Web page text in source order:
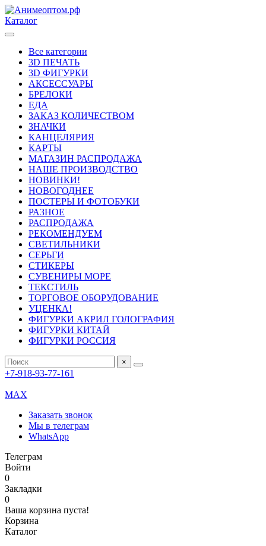
Каталог
Все категории
3D ПЕЧАТЬ
3D ФИГУРКИ
АКСЕССУАРЫ
БРЕЛОКИ
ЕДА
ЗАКАЗ КОЛИЧЕСТВОМ
ЗНАЧКИ
КАНЦЕЛЯРИЯ
КАРТЫ
МАГАЗИН РАСПРОДАЖА
НАШЕ ПРОИЗВОДСТВО
НОВИНКИ!
НОВОГОДНЕЕ
ПОСТЕРЫ И ФОТОБУКИ
РАЗНОЕ
РАСПРОДАЖА
РЕКОМЕНДУЕМ
СВЕТИЛЬНИКИ
СЕРЬГИ
СТИКЕРЫ
СУВЕНИРЫ МОРЕ
ТЕКСТИЛЬ
ТОРГОВОЕ ОБОРУДОВАНИЕ
УЦЕНКА!
ФИГУРКИ АКРИЛ ГОЛОГРАФИЯ
ФИГУРКИ КИТАЙ
ФИГУРКИ РОССИЯ
×
+7-918-93-77-161
MAX
Заказать звонок
Мы в телеграм
WhatsApp
Телеграм
Войти
0
Закладки
0
Ваша корзина пуста!
Корзина
Каталог